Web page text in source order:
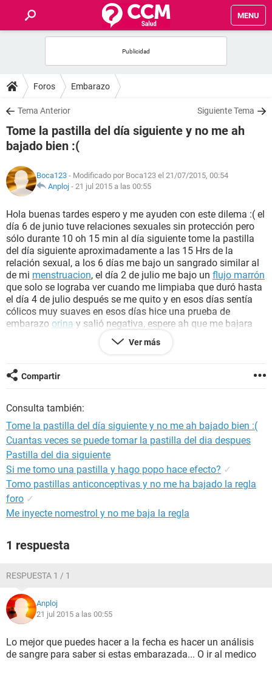
MENU
FOROS
SALUD
FAMILIA
NUTRICIÓN
SEXUALIDAD
GLOSARIO
Foros Embarazo
Tema Anterior Siguiente Tema
Tome la pastilla del día siguiente y no me ah
bajado bien :(
Boca123 - Modificado por Boca123 el 21/07/2015, 00:54
Anploj - 21 jul 2015 a las 00:55
Hola buenas tardes espero y me ayuden con este dilema :( el
día 6 de junio tuve relaciones sexuales sin protección pero
sólo durante 10 oh 15 min al día siguiente tome la pastilla
del día siguiente aproximadamente a las 15 Hrs de la
relación sexual, a los 6 días me bajo un sangrado similar al
de mi menstruacion, el día 2 de julio me bajo un flujo marrón
que solo se lograba ver cuando me limpiaba que duró hasta
el día 4 de julio después se me quito y en esos días sentía
cólicos muy suaves en esos días hice una prueba de
embarazo orina y salió negativa, espere ah que me bajara
mas pero hasta ahora 20 de julio no me ah bajado nada, ese
flujo lo puedo tomar como mi menstruacion ?de este mes oh
periodos pueden cambiar con la toma de la pastilla, a
también mencionar que me duele una mama :( espero y me
Ver más
Compartir
Consulta también:
Tome la pastilla del día siguiente y no me ah bajado bien :(
Cuantas veces se puede tomar la pastilla del dia despues
Pastilla del dia siguiente
Si me tomo una pastilla y hago popo hace efecto? ✓
Tomo pastillas anticonceptivas y no me ha bajado la regla
foro ✓
Me inyecte nomestrol y no me baja la regla
1 respuesta
RESPUESTA 1 / 1
Anploj
21 jul 2015 a las 00:55
Lo mejor que puedes hacer a la fecha es hacer un análisis
de sangre para saber si estas embarazada... O ir al medico